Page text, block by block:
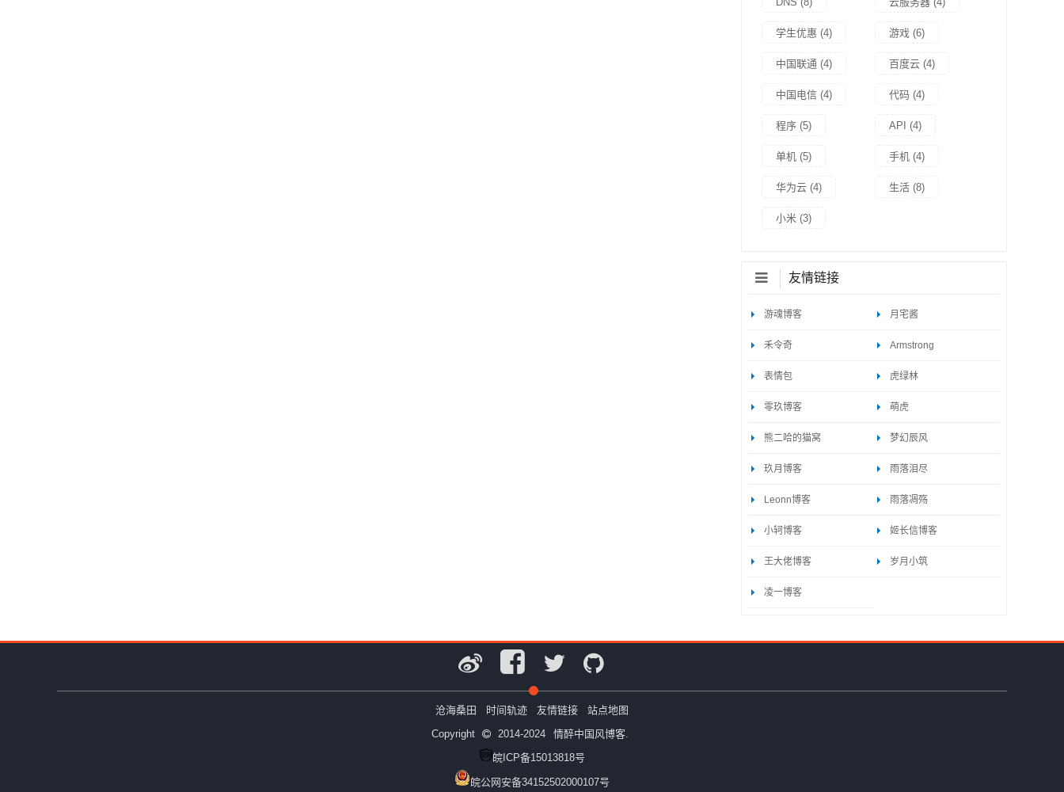
学生优惠 (4) 游戏(6)
中国联通 (4) 百度云(4)
中国电信 (4) 代码(4)
程序 (5) API (4)
单机 (5) 手机(4)
华为云 (4) 生活(8)
小米 (3)
友情链接
游魂博客 月宅酱
禾令奇 Armstrong
表情包 虎绿林
零玖博客 萌虎
熊二哈的猫窝 梦幻辰风
玖月博客 雨落泪尽
Leonn博客 雨落凋殇
小轲博客 姬长信博客
王大佬博客 岁月小筑
凌一博客
沧海桑田 时间轨迹 友情链接
站点地图
Copyright
2014-2024
情醉中国风博客.
皖ICP备15013818号
皖公网安备34152502000107号